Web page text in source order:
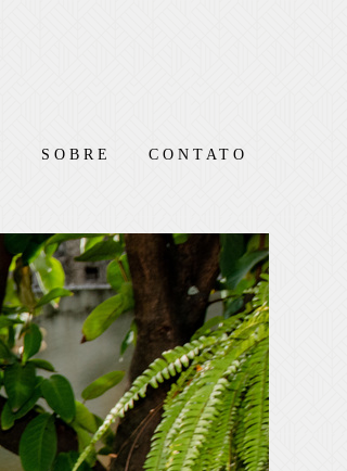
SOBRE CONTATO